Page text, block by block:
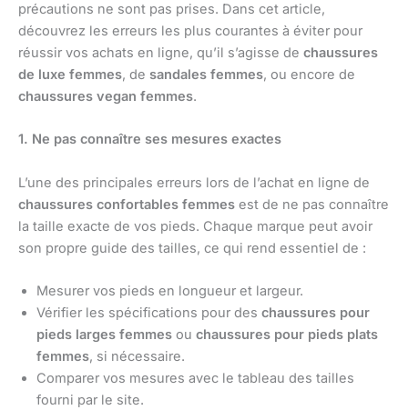
précautions ne sont pas prises. Dans cet article,
découvrez les erreurs les plus courantes à éviter pour
réussir vos achats en ligne, qu’il s’agisse de chaussures
de luxe femmes, de sandales femmes, ou encore de
chaussures vegan femmes.
1. Ne pas connaître ses mesures exactes
L’une des principales erreurs lors de l’achat en ligne de
chaussures confortables femmes est de ne pas connaître
la taille exacte de vos pieds. Chaque marque peut avoir
son propre guide des tailles, ce qui rend essentiel de :
Mesurer vos pieds en longueur et largeur.
Vérifier les spécifications pour des chaussures pour
pieds larges femmes ou chaussures pour pieds plats
femmes, si nécessaire.
Comparer vos mesures avec le tableau des tailles
fourni par le site.